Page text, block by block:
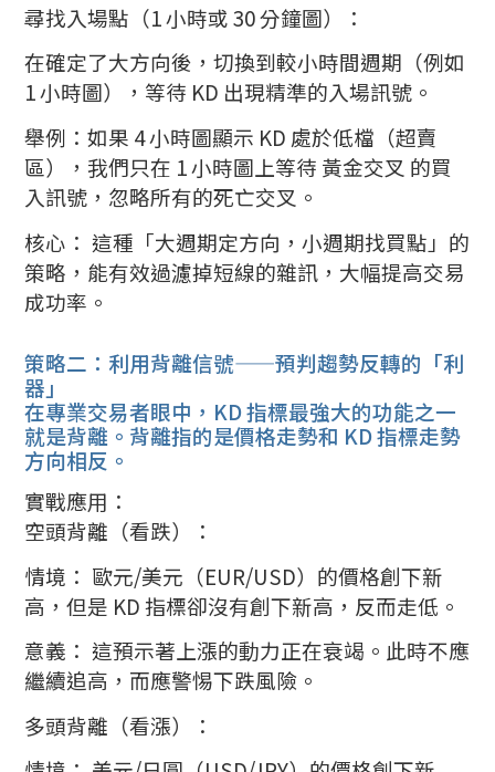
尋找入場點（1 小時或 30 分鐘圖）：
在確定了大方向後，切換到較小時間週期（例如
1 小時圖），等待 KD 出現精準的入場訊號。
舉例：如果 4 小時圖顯示 KD 處於低檔（超賣
區），我們只在 1 小時圖上等待 黃金交叉 的買
入訊號，忽略所有的死亡交叉。
核心： 這種「大週期定方向，小週期找買點」的
策略，能有效過濾掉短線的雜訊，大幅提高交易
成功率。
策略二：利用背離信號——預判趨勢反轉的「利
器」
在專業交易者眼中，KD 指標最強大的功能之一
就是背離。背離指的是價格走勢和 KD 指標走勢
方向相反。
實戰應用：
空頭背離（看跌）：
情境： 歐元/美元（EUR/USD）的價格創下新
高，但是 KD 指標卻沒有創下新高，反而走低。
意義： 這預示著上漲的動力正在衰竭。此時不應
繼續追高，而應警惕下跌風險。
多頭背離（看漲）：